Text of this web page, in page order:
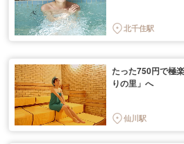
北千住駅
たった750円で極
りの里」へ
仙川駅